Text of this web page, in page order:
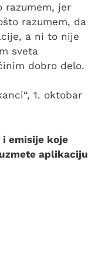
razumem, jer
razumem, da
a ni to nije
sveta
dobro delo.
1. oktobar
emisije koje
aplikaciju